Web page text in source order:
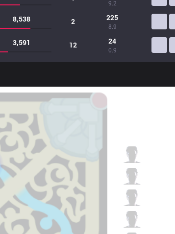
9.2
8,538 2 225
8.9
3,591 12 24
0.9